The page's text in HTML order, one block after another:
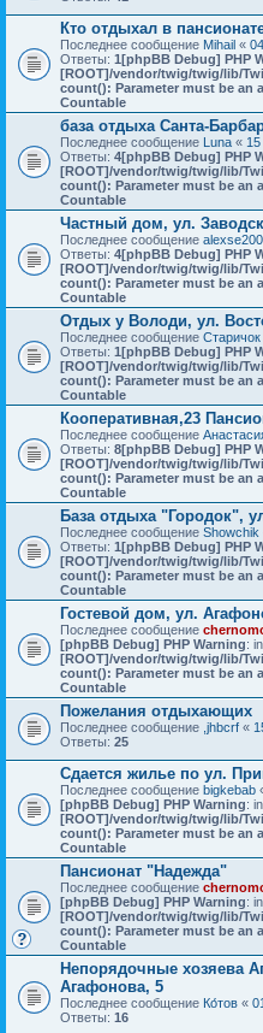
Кто отдыхал в
Последнее сообщение Mihail «
Ответы: 1 [phpBB Debug] PHP
[ROOT]/vendor/twig/twig/lib/
count(): Parameter must be an
Countable
база отдыха Санта-
Последнее сообщение Luna «
Ответы: 4[phpBB Debug] PHP
[ROOT]/vendor/twig/twig/lib/
count(): Parameter must be an
Countable
Частный дом, ул.
Последнее сообщение
Ответы: 4[phpBB Debug] PHP
[ROOT]/vendor/twig/twig/lib/
count(): Parameter must be an
Countable
Отдых у Володи, ул.
Последнее сообщение Старичок
Ответы: 1 [phpBB Debug] PHP
[ROOT]/vendor/twig/twig/lib/
count(): Parameter must be an
Countable
Кооперативная,23
Последнее сообщение
Ответы: 8[phpBB Debug] PHP
[ROOT]/vendor/twig/twig/lib/
count(): Parameter must be an
Countable
База отдыха "Городок",
Последнее сообщение Showchik
Ответы: 1 [phpBB Debug] PHP
[ROOT]/vendor/twig/twig/lib/
count(): Parameter must be an
Countable
Гостевой дом, ул.
Последнее сообщение
[phpBB Debug] PHP Warning:
[ROOT]/vendor/twig/twig/lib/
count(): Parameter must be an
Countable
Пожелания отдыхающих
Последнее сообщение ,jhbcrf «
Ответы: 25
Сдается жилье по ул.
Последнее сообщение bigkebab
[phpBB Debug] PHP Warning:
[ROOT]/vendor/twig/twig/lib/
count(): Parameter must be an
Countable
Пансионат "Надежда"
Последнее сообщение
[phpBB Debug] PHP Warning:
[ROOT]/vendor/twig/twig/lib/
count(): Parameter must be an
Countable
Непорядочные хозяева
Агафонова, 5
Последнее сообщение Ко́тов «
Ответы: 16